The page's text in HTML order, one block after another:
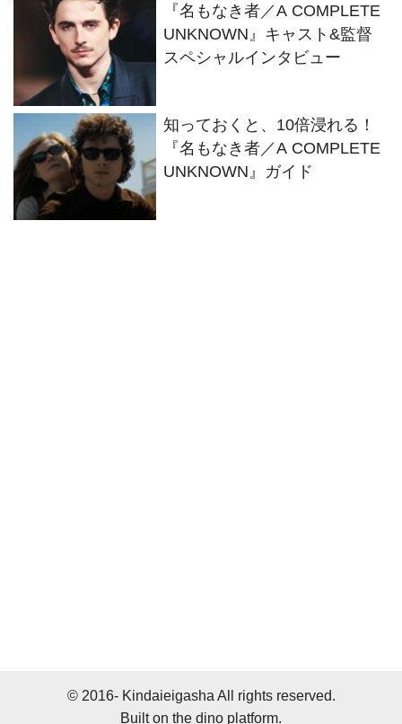
『名もなき者／A COMPLETE
UNKNOWN』キャスト&監督
スペシャルインタビュー
知っておくと、10倍浸れる！
『名もなき者／A COMPLETE
UNKNOWN』ガイド
© 2016- Kindaieigasha All rights reserved.
Built on the dino platform.